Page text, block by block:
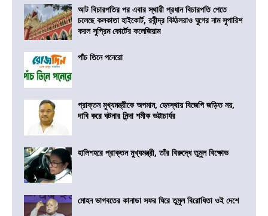
আট বিচারপতির পর এবার স্থায়ী প্রধান বিচারপতি পেতে
চলেছে কলকাতা হাইকোর্ট, রবীন্দ্র বিঠ্ঠলরাও ঘুগের নাম সুপারিশ
করল সুপ্রিম কোর্টের কলেজিয়াম
পাঁচ তিনে পনেরো
প্রাক্তন মুখ্যমন্ত্রীকে অপমান, হেনস্থায় বিজেপি জড়িত নয়,
দাবি করে ঘটনার নিন্দা শমীক ভট্টাচার্যর
হালিশহরে প্রাক্তন মুখ্যমন্ত্রী, তাঁর বিরুদ্ধে তুমুল বিক্ষোভ
মোহন ভাগবতের কানাডা সফর ঘিরে তুমুল বিরোধিতা ওই দেশে